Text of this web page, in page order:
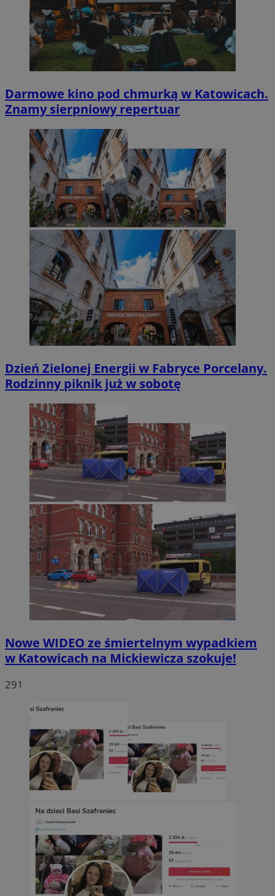
Darmowe kino pod chmurką w Katowicach.
Znamy sierpniowy repertuar
Dzień Zielonej Energii w Fabryce Porcelany.
Rodzinny piknik już w sobotę
Nowe WIDEO ze śmiertelnym wypadkiem
w Katowicach na Mickiewicza szokuje!
291